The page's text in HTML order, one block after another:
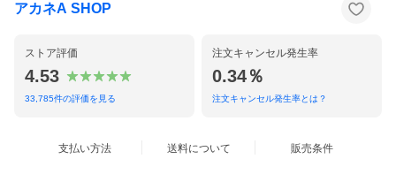
アカネA SHOP
ストア評価
4.53
33,785件の評価を見る
注文キャンセル発生率
0.34％
注文キャンセル発生率とは？
支払い方法 送料について 販売条件